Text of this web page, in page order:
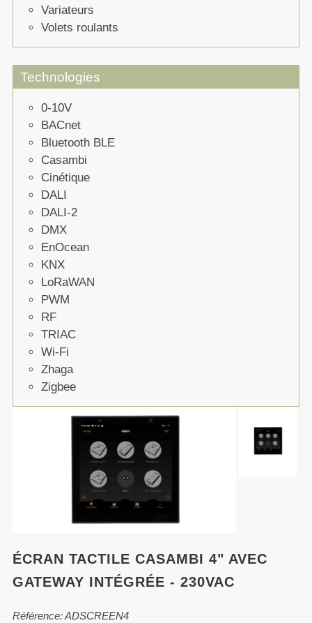
Variateurs
Volets roulants
Technologies
0-10V
BACnet
Bluetooth BLE
Casambi
Cinétique
DALI
DALI-2
DMX
EnOcean
KNX
LoRaWAN
PWM
RF
TRIAC
Wi-Fi
Zhaga
Zigbee
ÉCRAN TACTILE CASAMBI 4" AVEC
GATEWAY INTÉGRÉE - 230VAC
Référence: ADSCREEN4